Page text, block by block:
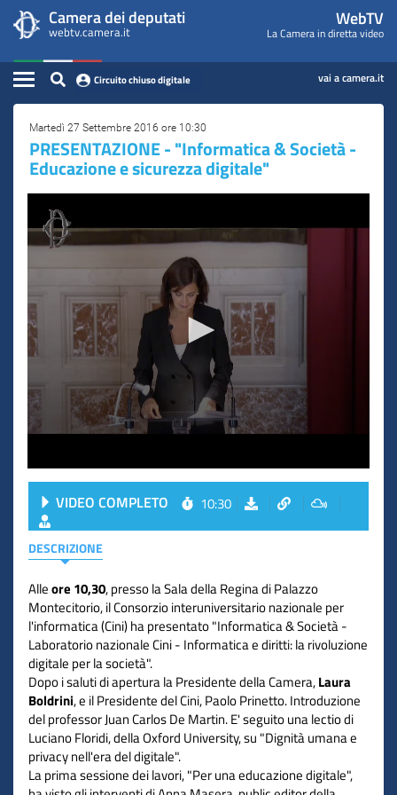
contenuto
principale
WebTV
Camera
dei
Deputati
menu
di
navigazione
Camera dei deputati
webtv.camera.it
WebTV
La Camera in diretta video
Home
Assemblea
Presidente
Commissioni
Eventi
Conferenze Stampa
Cerca
Circuito chiuso digitale
Circuito chiuso digitale vai a camera.it
Contenuto
Martedì 27 Settembre 2016 ore 10:30
PRESENTAZIONE - "Informatica & Società -
Educazione e sicurezza digitale"
VIDEO COMPLETO 10:30
DESCRIZIONE
Alleore 10,30, presso la Sala della Regina di Palazzo
Montecitorio, il Consorzio interuniversitario nazionale per
l'informatica (Cini) ha presentato "Informatica & Società -
Laboratorio nazionale Cini - Informatica e diritti: la rivoluzione
digitale per la società".
Dopo i saluti di apertura la Presidente della Camera,Laura
Boldrini, e il Presidente del Cini, Paolo Prinetto. Introduzione
del professor Juan Carlos De Martin. E' seguito una lectio di
Luciano Floridi, della Oxford University, su "Dignità umana e
privacy nell'era del digitale".
La prima sessione dei lavori, "Per una educazione digitale",